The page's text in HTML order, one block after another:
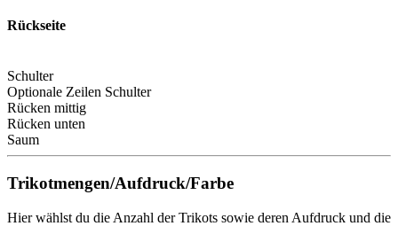
Rückseite
Schulter
Optionale Zeilen Schulter
Rücken mittig
Rücken unten
Saum
Trikotmengen/Aufdruck/Farbe
Hier wählst du die Anzahl der Trikots sowie deren Aufdruck und die